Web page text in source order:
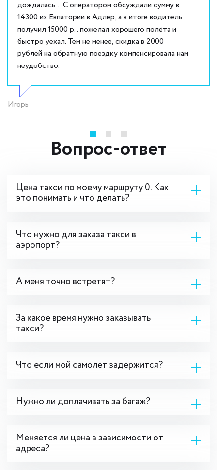
дождалась... С оператором обсуждали сумму в
14300 из Евпатории в Адлер, а в итоге водитель
получил 15000 р., пожелал хорошего полёта и
быстро уехал. Тем не менее, скидка в 2000
рублей на обратную поездку компенсировала нам
неудобство.
Игорь
Вопрос-ответ
Цена такси по моему маршруту 0. Как
это понимать и что делать?
Что нужно для заказа такси в
аэропорт?
А меня точно встретят?
За какое время нужно заказывать
такси?
Что если мой самолет задержится?
Нужно ли доплачивать за багаж?
Меняется ли цена в зависимости от
адреса?